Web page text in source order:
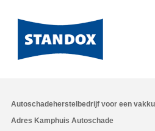
Autoschadeherstelbedrijf voor een
Adres Kamphuis Autoschade